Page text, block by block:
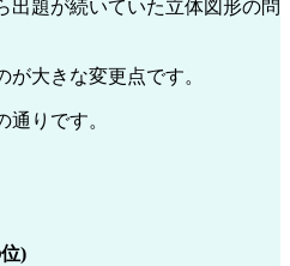
出題が続いていた立体図形の問
大きな変更点です。
通りです。
)